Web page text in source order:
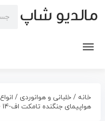
خانه / خلبانی و هوانوردی/
هواپیمای جنگنده تامکت اف-14 30 سانتی